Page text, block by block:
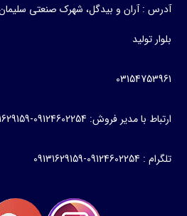
آدرس : آران و بیدگل، شهرک صنعتی سلیمان
بلوار تولید
03154753961
ارتباط با مدیر فروش: 09124602254-09131629159
تلگرام : 09124602254-09131629159